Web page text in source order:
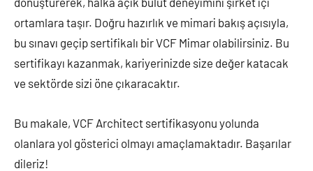
ortamlara taşır. Doğru hazırlık ve mimari bakış açısıyla,
bu sınavı geçip sertifikalı bir VCF Mimar olabilirsiniz. Bu
sertifikayı kazanmak, kariyerinizde size değer katacak
ve sektörde sizi öne çıkaracaktır.
Bu makale, VCF Architect sertifikasyonu yolunda
olanlara yol gösterici olmayı amaçlamaktadır. Başarılar
dileriz!